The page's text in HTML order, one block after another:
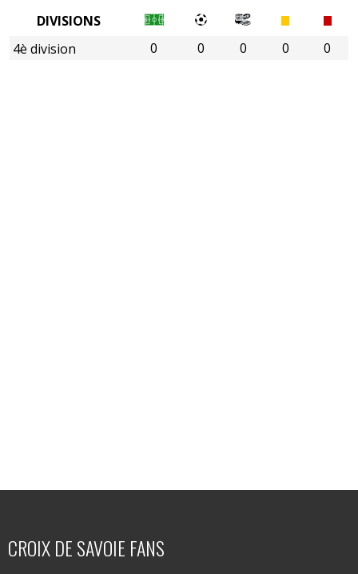
0 0 0 0 0
DIVISIONS
4è division
CROIX DE SAVOIE FANS